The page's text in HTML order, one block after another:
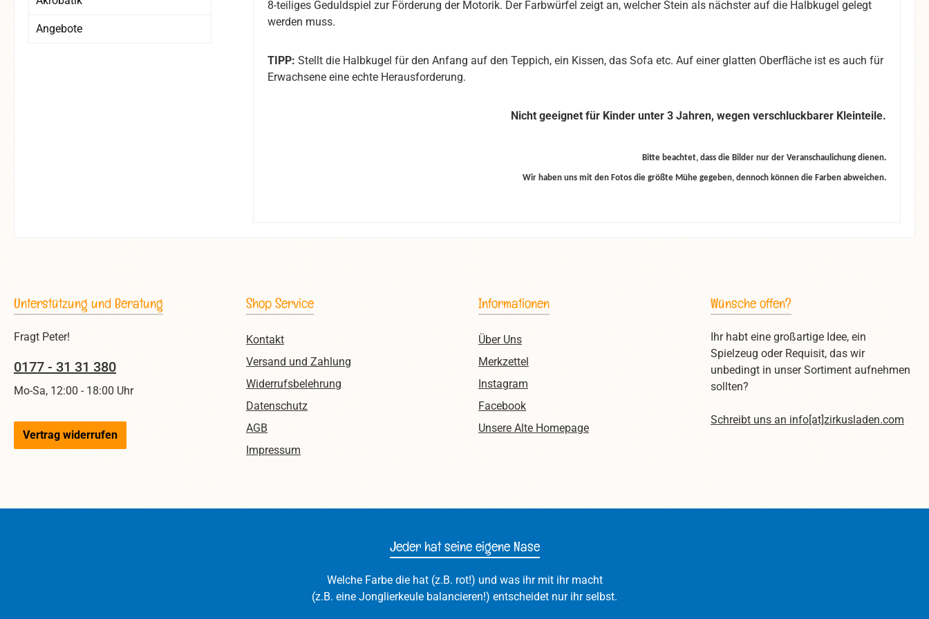
Angebote
8-teiliges Geduldspiel zur Förderung der Motorik. Der Farbwürfel zeigt an, welcher Stein als nächster auf die Halbkugel gelegt
werden muss.
TIPP: Stellt die Halbkugel für den Anfang auf den Teppich, ein Kissen, das Sofa etc. Auf einer glatten Oberfläche ist es auch für
Erwachsene eine echte Herausforderung.
Nicht geeignet für Kinder unter 3 Jahren, wegen verschluckbarer Kleinteile.
Bitte beachtet, dass die Bilder nur der Veranschaulichung dienen.
Wir haben uns mit den Fotos die größte Mühe gegeben, dennoch können die Farben abweichen.
Unterstützung und Beratung
Fragt Peter!
0177 - 31 31 380
Mo-Sa, 12:00 - 18:00 Uhr
Vertrag widerrufen
Shop Service
Kontakt
Versand und Zahlung
Widerrufsbelehrung
Datenschutz
AGB
Impressum
Informationen
Über Uns
Merkzettel
Instagram
Facebook
Unsere Alte Homepage
Wünsche offen?
Ihr habt eine großartige Idee, ein
Spielzeug oder Requisit, das wir
unbedingt in unser Sortiment aufnehmen
sollten?
Schreibt uns an info[at]zirkusladen.com
Jeder hat seine eigene Nase
Welche Farbe die hat (z.B. rot!) und was ihr mit ihr macht
(z.B. eine Jonglierkeule balancieren!) entscheidet nur ihr selbst.